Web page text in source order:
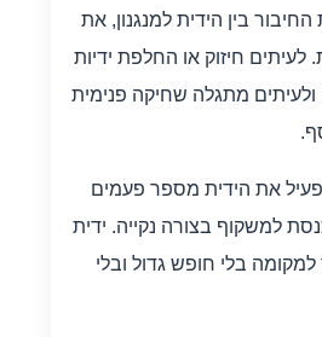
בין הידית למנגנון, את
לעיתים חיזוק או החלפת ידיות
מתגלה שחיקה פנימית
את הידית מספר פעמים
למשקוף בצורה נקייה. ידית
למקומה בלי חופש גדול ובלי